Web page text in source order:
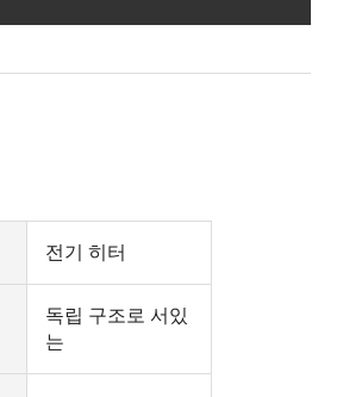
전기 히터
독립 구조로 서있
는